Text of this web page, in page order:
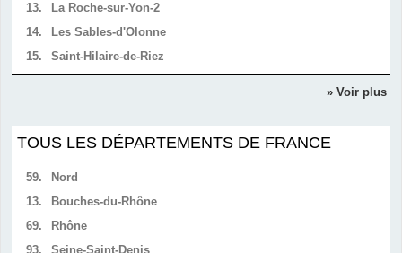
13.
La Roche-sur-Yon-2
14.
Les Sables-d'Olonne
15.
Saint-Hilaire-de-Riez
» Voir plus
TOUS LES DÉPARTEMENTS DE FRANCE
59.
Nord
13.
Bouches-du-Rhône
69.
Rhône
93.
Seine-Saint-Denis